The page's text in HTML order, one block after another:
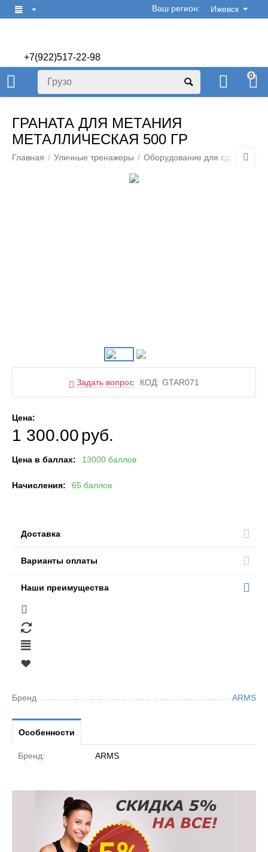
Ижевск
Ваш регион:
+7(922)517-22-98
+7(922)506-70-60
0
ГРАНАТА ДЛЯ МЕТАНИЯ
МЕТАЛЛИЧЕСКАЯ 500 ГР
Главная / Уличные тренажеры / Оборудование для сдачи
Задать вопрос КОД: GTAR071
Цена:
1 300.00руб.
Цена в баллах: 13000 баллов
Начисления: 65 баллов
Доставка
Варианты оплаты
Наши преимущества
Бренд ARMS
Особенности
Бренд: ARMS